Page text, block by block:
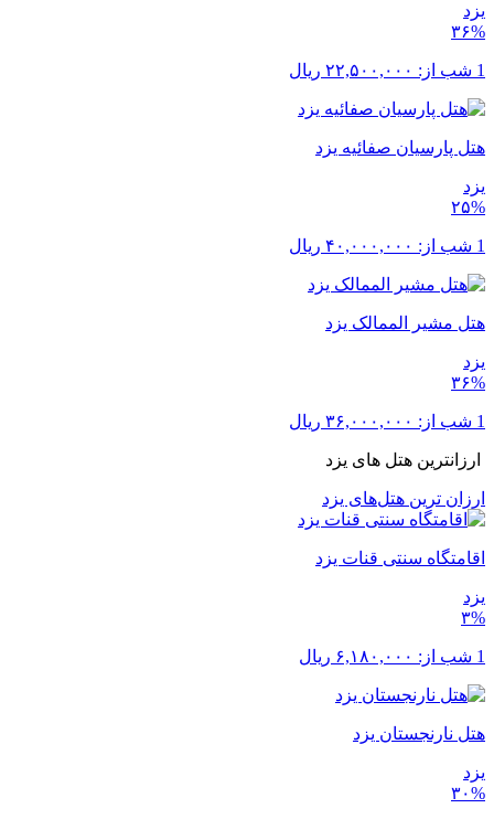
یزد
۳۶%
1 شب از: ۲۲,۵۰۰,۰۰۰ ریال
هتل پارسیان صفائیه یزد
یزد
۲۵%
1 شب از: ۴۰,۰۰۰,۰۰۰ ریال
هتل مشیر الممالک یزد
یزد
۳۶%
1 شب از: ۳۶,۰۰۰,۰۰۰ ریال
ارزانترین هتل های یزد
ارزان ترین هتل‌های یزد
اقامتگاه سنتی قنات یزد
یزد
۳%
1 شب از: ۶,۱۸۰,۰۰۰ ریال
هتل نارنجستان یزد
یزد
۳۰%